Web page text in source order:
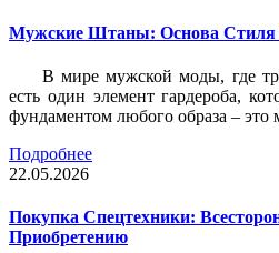
Мужские Штаны: Основа Стиля
В мире мужской моды, где
есть один элемент гардероба,
фундаментом любого образа –
Подробнее
22.05.2026
Покупка Спецтехники:
Приобретению